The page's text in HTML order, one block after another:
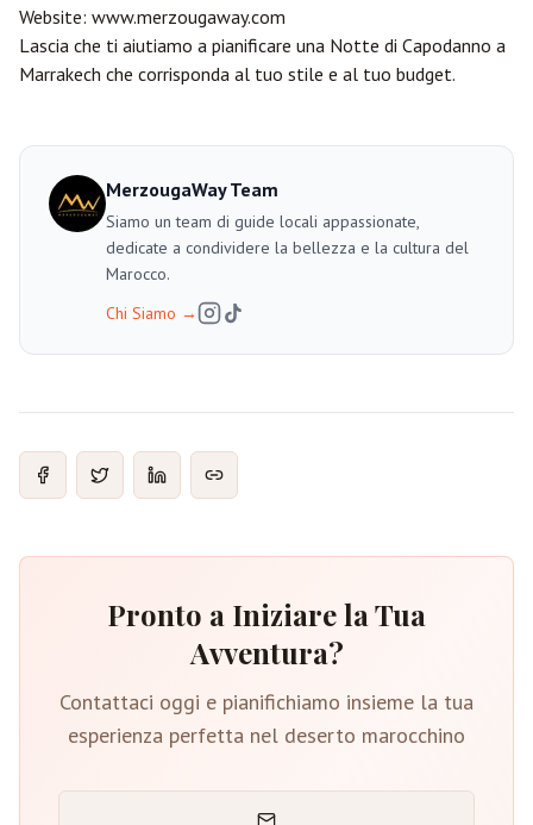
Website: www.merzougaway.com
Lascia che ti aiutiamo a pianificare una Notte di Capodanno a
Marrakech che corrisponda al tuo stile e al tuo budget.
MerzougaWay Team
Siamo un team di guide locali appassionate,
dedicate a condividere la bellezza e la cultura del
Marocco.
Chi Siamo →
Pronto a Iniziare la Tua
Avventura?
Contattaci oggi e pianifichiamo insieme la tua
esperienza perfetta nel deserto marocchino